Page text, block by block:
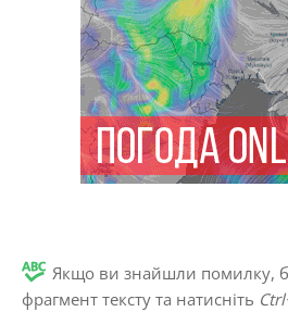
Якщо ви знайшли помилку,
фрагмент тексту та натисніть